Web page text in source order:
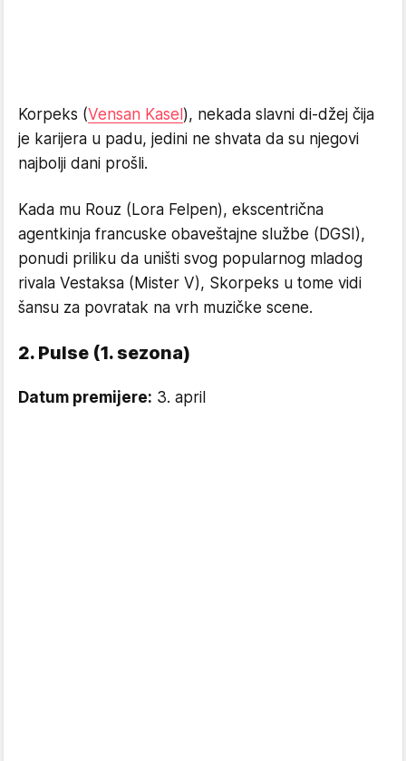
Korpeks (Vensan Kasel), nekada slavni di-džej čija
je karijera u padu, jedini ne shvata da su njegovi
najbolji dani prošli.
Kada mu Rouz (Lora Felpen), ekscentrična
agentkinja francuske obaveštajne službe (DGSI),
ponudi priliku da uništi svog popularnog mladog
rivala Vestaksa (Mister V), Skorpeks u tome vidi
šansu za povratak na vrh muzičke scene.
2. Pulse (1. sezona)
Datum premijere: 3. april